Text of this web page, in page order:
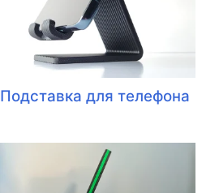
Подставка для телефона